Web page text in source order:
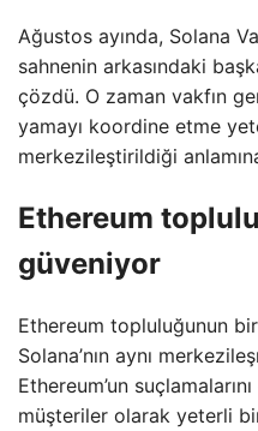
Ağustos ayında, Solana
sahnenin arkasındaki
çözdü. O zaman vakfın
yamayı koordine etme
merkezileştirildiği
Ethereum
güveniyor
Ethereum topluluğunun
Solana’nın aynı
Ethereum’un
müşteriler olarak yeterli